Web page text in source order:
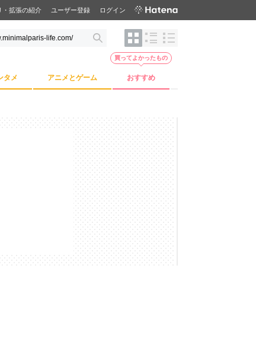
・拡張の紹介 ユーザー登録 ログイン
タメ アニメとゲーム おすすめ
買ってよかったもの